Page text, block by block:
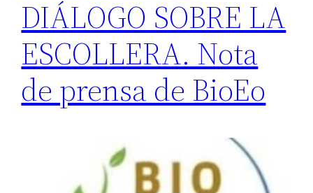
DIÁLOGO SOBRE LA
ESCOLLERA. Nota
de prensa de BioEo